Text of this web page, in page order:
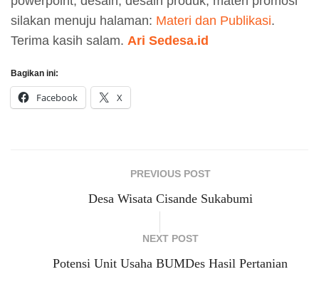
silakan menuju halaman: Materi dan Publikasi.
Terima kasih salam. Ari Sedesa.id
Bagikan ini:
Facebook X
PREVIOUS POST
Desa Wisata Cisande Sukabumi
NEXT POST
Potensi Unit Usaha BUMDes Hasil Pertanian